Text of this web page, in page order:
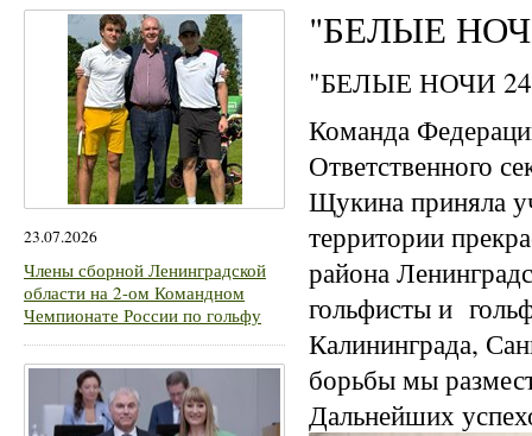
23.07.2026
Члены сборной Ленинградской
области на 2-ом Командном
Чемпионате России по гольфу
"БЕЛЫЕ
"БЕЛЫЕ НОЧИ
Команда
Ответственного
Щукина приняла
территории
района
гольфисты и
Калининграда,
борьбы мы
Дальнейших